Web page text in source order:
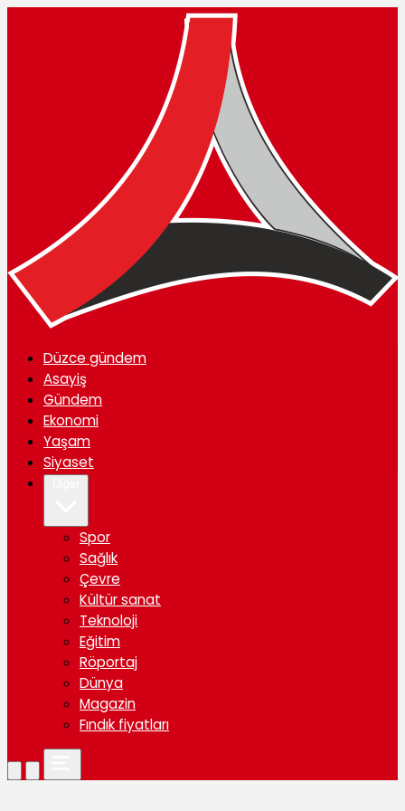
Düzce gündem
Asayiş
Gündem
Ekonomi
Yaşam
Siyaset
Spor
Sağlık
Çevre
Kültür sanat
Teknoloji
Eğitim
Röportaj
Dünya
Magazin
Fındık fiyatları